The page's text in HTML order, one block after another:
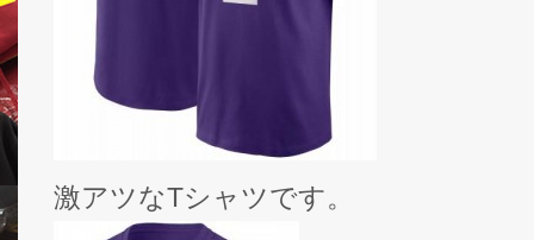
激アツなTシャツです。